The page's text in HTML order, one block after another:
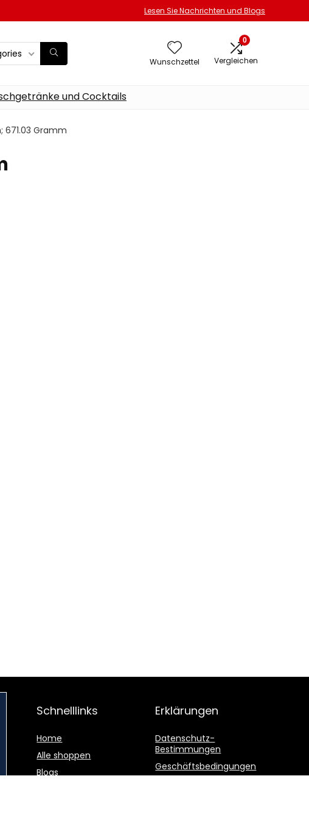
Lesen Sie Nachrichten und Blogs
Wunschzettel
0
Vergleichen
und Cocktails
671.03 Gramm
Schnelllinks
Home
Alle shoppen
Blogs
Erklärungen
Datenschutz-
Bestimmungen
Geschäftsbedingungen